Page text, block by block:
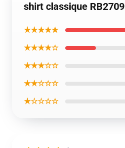
shirt classique RB2709
★★★★★
★★★★☆
★★★☆☆
★★☆☆☆
★☆☆☆☆